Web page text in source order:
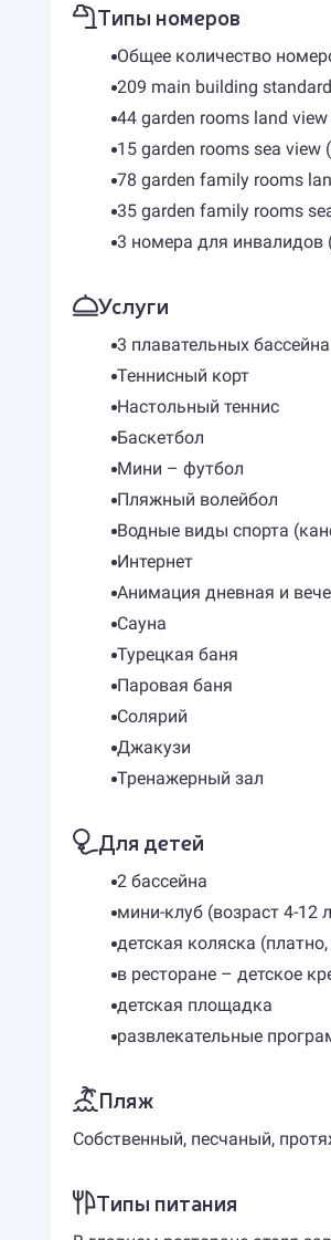
Типы номеров
Общее количество
209 main building
44 garden rooms land
15 garden rooms sea
78 garden family rooms
35 garden family rooms
3 номера для инвалидов
Услуги
3 плавательных
Теннисный корт
Настольный теннис
Баскетбол
Мини – футбол
Пляжный волейбол
Водные виды спорта
Интернет
Анимация дневная и
Сауна
Турецкая баня
Паровая баня
Солярий
Джакузи
Тренажерный зал
Для детей
2 бассейна
мини-клуб (возраст 4-12
детская коляска
в ресторане – детское
детская площадка
развлекательные
Пляж
Собственный, песчаный,
Типы питания